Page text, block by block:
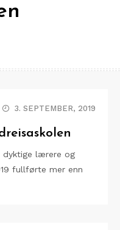
3. SEPTEMBER, 2019
dyktige lærere og
fullførte mer enn